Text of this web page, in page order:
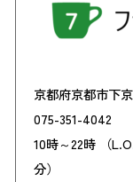
京都府京都市下
075-351-4042
10時～22時 （
分）